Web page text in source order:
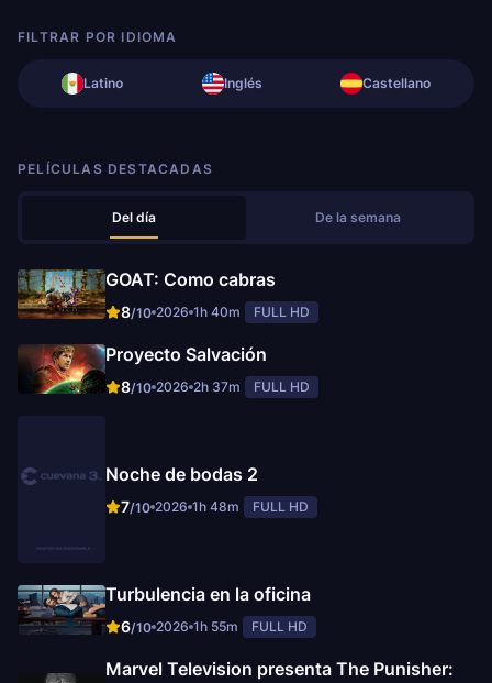
FILTRAR POR IDIOMA
Latino Inglés Castellano
PELÍCULAS DESTACADAS
Del día De la semana
GOAT: Como cabras
8/10 2026 1h 40m FULL HD
Proyecto Salvación
8/10 2026 2h 37m FULL HD
Noche de bodas 2
7/10 2026 1h 48m FULL HD
Turbulencia en la oficina
6/10 2026 1h 55m FULL HD
Marvel Television presenta The Punisher: